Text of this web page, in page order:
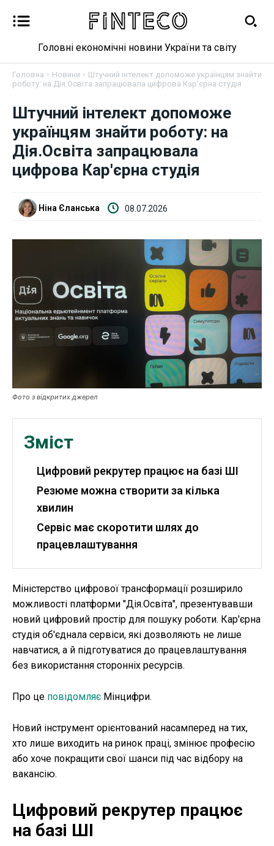
Новини
Бізнес
Валютний ринок
Публікації
ФОП
Ми в соц. мережах
Головні економічні новини України та світу
Головна Новини
Штучний інтелект допоможе українцям знайти
роботу: на Дія.Освіта запрацювала цифрова Кар'єрна студія
Штучний інтелект допоможе
українцям знайти роботу: на
Дія.Освіта запрацювала
цифрова Кар'єрна студія
Ніна Єланська 08.07.2026
Фото з відкритих джерел
Зміст
Цифровий рекрутер працює на базі ШІ
Резюме можна створити за кілька
хвилин
Сервіс має скоротити шлях до
працевлаштування
Міністерство цифрової трансформації розширило
можливості платформи "Дія.Освіта", презентувавши
новий цифровий простір для пошуку роботи. Кар'єрна
студія об'єднала сервіси, які дозволяють не лише
навчатися, а й підготуватися до працевлаштування
без використання сторонніх ресурсів.
Про це повідомляє Мінцифри.
Новий інструмент орієнтований насамперед на тих,
хто лише виходить на ринок праці, змінює професію
або хоче покращити свої шанси під час відбору на
вакансію.
Цифровий рекрутер працює
на базі ШІ